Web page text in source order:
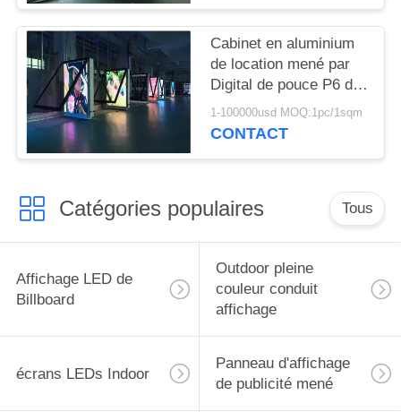
Cabinet en aluminium
de location mené par
Digital de pouce P6 du
joueur 55 de panneau
d'affichage de publicité
1-100000usd MOQ:1pc/1sqm
CONTACT
Catégories populaires Tous
Affichage LED de
Billboard
Outdoor pleine
couleur conduit
affichage
écrans LEDs Indoor
Panneau d'affichage
de publicité mené